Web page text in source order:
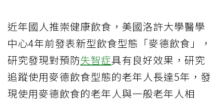
近年國人推崇健康飲食，美國洛許大學醫學
中心4年前發表新型飲食型態「麥德飲食」，
研究發現對預防失智症具有良好效果，研究
追蹤使用麥德飲食型態的老年人長達5年，發
現使用麥德飲食的老年人與一般老年人相